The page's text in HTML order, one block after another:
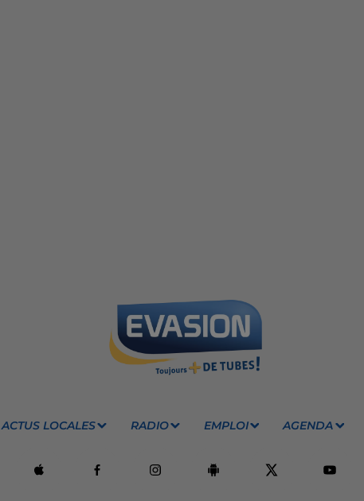
ACTUS LOCALES RADIO EMPLOI AGENDA